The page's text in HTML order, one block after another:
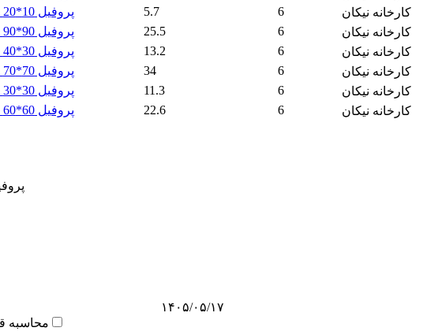
پروفیل 10*20 ضخامت 2 نیکان
5.7 6 کارخانه نیکان
پروفیل 90*90 ضخامت 2 نیکان
25.5 6 کارخانه نیکان
پروفیل 30*40 ضخامت 2 نیکان
13.2 6 کارخانه نیکان
پروفیل 70*70 ضخامت 2 نیکان
34 6 کارخانه نیکان
پروفیل 30*30 ضخامت 2 نیکان
11.3 6 کارخانه نیکان
پروفیل 60*60 ضخامت 2 نیکان
22.6 6 کارخانه نیکان
۱۴۰۵/۰۵/۱۷
محاسبه